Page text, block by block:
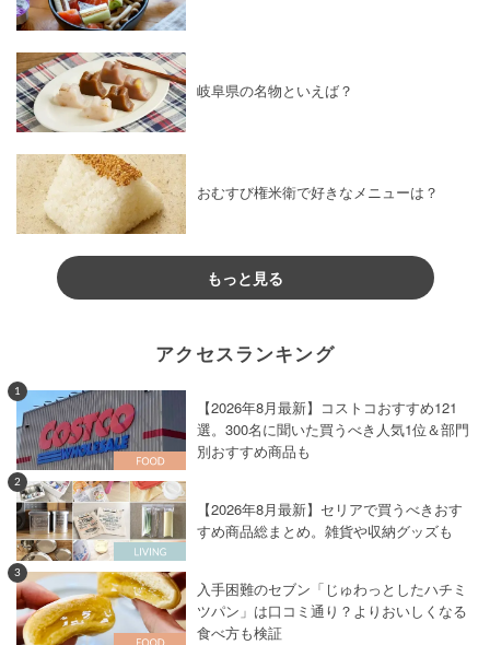
岐阜県の名物といえば？
おむすび権米衛で好きなメニューは？
もっと見る
アクセスランキング
1
【2026年8月最新】コストコおすすめ121
選。300名に聞いた買うべき人気1位＆部門
別おすすめ商品も
2
【2026年8月最新】セリアで買うべきおす
すめ商品総まとめ。雑貨や収納グッズも
3
入手困難のセブン「じゅわっとしたハチミ
ツパン」は口コミ通り？よりおいしくなる
食べ方も検証